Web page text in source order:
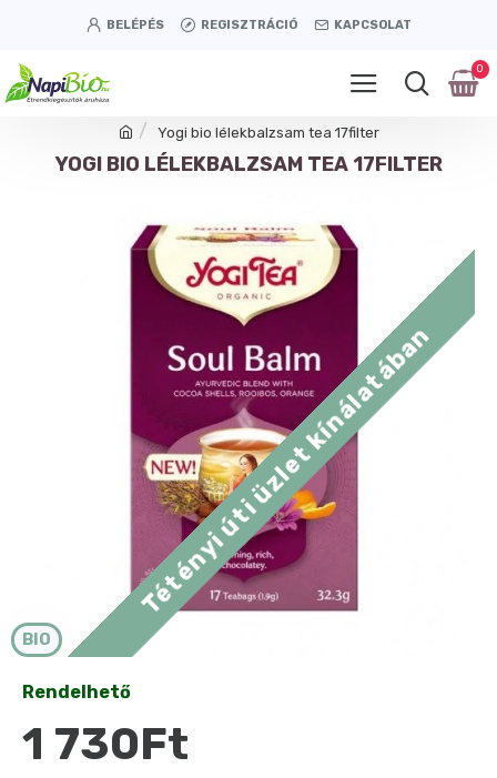
BELÉPÉS REGISZTRÁCIÓ KAPCSOLAT
0
Yogi bio lélekbalzsam tea 17filter
YOGI BIO LÉLEKBALZSAM TEA 17FILTER
BIO
Tétényi úti üzlet kínálatában
Rendelhető
1 730Ft